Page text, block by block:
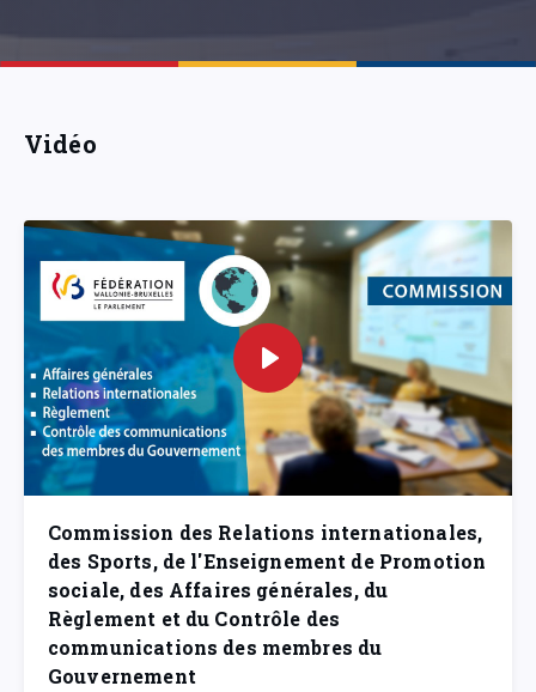
Vidéo
Commission des Relations internationales,
des Sports, de l'Enseignement de Promotion
sociale, des Affaires générales, du
Règlement et du Contrôle des
communications des membres du
Gouvernement